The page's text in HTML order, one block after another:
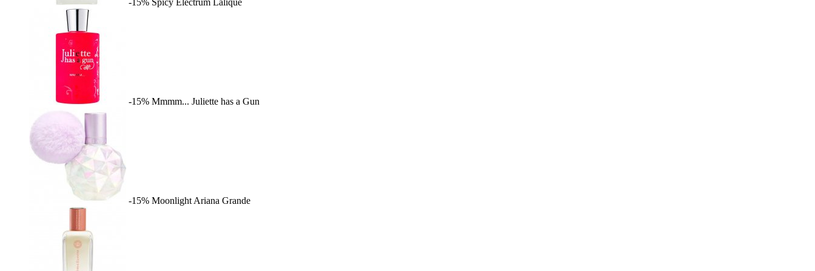
-15% Spicy Electrum Lalique
-15% Mmmm... Juliette has a Gun
-15% Moonlight Ariana Grande